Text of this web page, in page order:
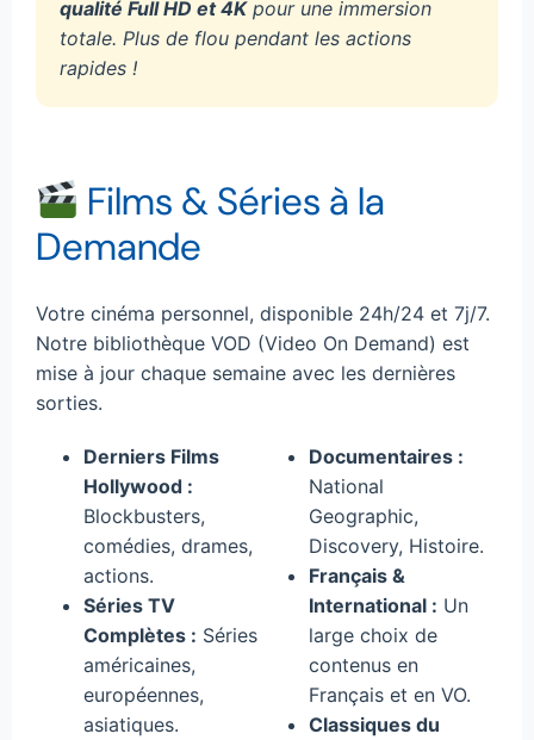
qualité Full HD et 4Kpour une immersion
totale. Plus de flou pendant les actions
rapides !
Films & Séries à la
Demande
Votre cinéma personnel, disponible 24h/24 et 7j/7.
Notre bibliothèque VOD (Video On Demand) est
mise à jour chaque semaine avec les dernières
sorties.
Derniers Films
Hollywood :
Blockbusters,
comédies, drames,
actions.
Séries TV
Complètes : Séries
américaines,
européennes,
asiatiques.
Documentaires :
National
Geographic,
Discovery, Histoire.
Français &
International : Un
large choix de
contenus en
Français et en VO.
Classiques du